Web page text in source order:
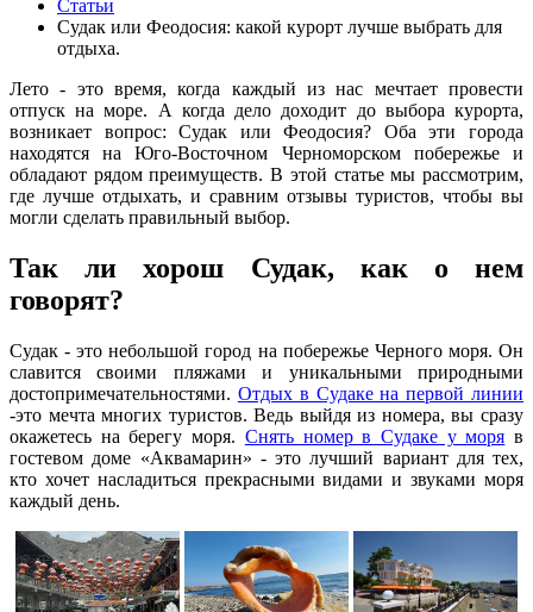
Статьи
Судак или Феодосия: какой курорт лучше выбрать для
отдыха.
Лето - это время, когда каждый из нас мечтает провести
отпуск на море. А когда дело доходит до выбора курорта,
возникает вопрос: Судак или Феодосия? Оба эти города
находятся на Юго-Восточном Черноморском побережье и
обладают рядом преимуществ. В этой статье мы рассмотрим,
где лучше отдыхать, и сравним отзывы туристов, чтобы вы
могли сделать правильный выбор.
Так ли хорош Судак, как о нем
говорят?
Судак - это небольшой город на побережье Черного моря. Он
славится своими пляжами и уникальными природными
достопримечательностями. Отдых в Судаке на первой линии
-это мечта многих туристов. Ведь выйдя из номера, вы сразу
окажетесь на берегу моря. Снять номер в Судаке у моря в
гостевом доме «Аквамарин» - это лучший вариант для тех,
кто хочет насладиться прекрасными видами и звуками моря
каждый день.